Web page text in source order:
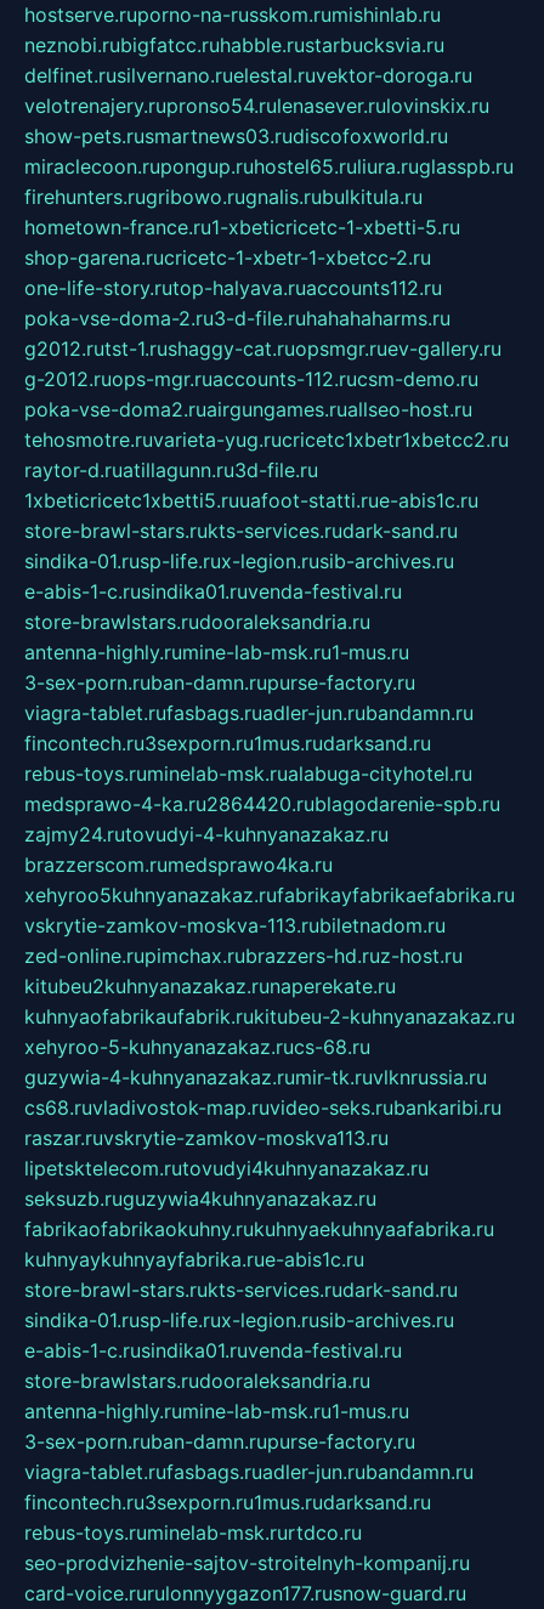
hostserve.ruporno-na-russkom.rumishinlab.ru
neznobi.rubigfatcc.ruhabble.rustarbucksvia.ru
delfinet.rusilvernano.ruelestal.ruvektor-doroga.ru
velotrenajery.rupronso54.rulenasever.rulovinskix.ru
show-pets.rusmartnews03.rudiscofoxworld.ru
miraclecoon.rupongup.ruhostel65.ruliura.ruglasspb.ru
firehunters.rugribowo.rugnalis.rubulkitula.ru
hometown-france.ru1-xbeticricetc-1-xbetti-5.ru
shop-garena.rucricetc-1-xbetr-1-xbetcc-2.ru
one-life-story.rutop-halyava.ruaccounts112.ru
poka-vse-doma-2.ru3-d-file.ruhahahaharms.ru
g2012.rutst-1.rushaggy-cat.ruopsmgr.ruev-gallery.ru
g-2012.ruops-mgr.ruaccounts-112.rucsm-demo.ru
poka-vse-doma2.ruairgungames.ruallseo-host.ru
tehosmotre.ruvarieta-yug.rucricetc1xbetr1xbetcc2.ru
raytor-d.ruatillagunn.ru3d-file.ru
1xbeticricetc1xbetti5.ruuafoot-statti.rue-abis1c.ru
store-brawl-stars.rukts-services.rudark-sand.ru
sindika-01.rusp-life.rux-legion.rusib-archives.ru
e-abis-1-c.rusindika01.ruvenda-festival.ru
store-brawlstars.rudooraleksandria.ru
antenna-highly.rumine-lab-msk.ru1-mus.ru
3-sex-porn.ruban-damn.rupurse-factory.ru
viagra-tablet.rufasbags.ruadler-jun.rubandamn.ru
fincontech.ru3sexporn.ru1mus.rudarksand.ru
rebus-toys.ruminelab-msk.rualabuga-cityhotel.ru
medsprawo-4-ka.ru2864420.rublagodarenie-spb.ru
zajmy24.rutovudyi-4-kuhnyanazakaz.ru
brazzerscom.rumedsprawo4ka.ru
xehyroo5kuhnyanazakaz.rufabrikayfabrikaefabrika.ru
vskrytie-zamkov-moskva-113.rubiletnadom.ru
zed-online.rupimchax.rubrazzers-hd.ruz-host.ru
kitubeu2kuhnyanazakaz.runaperekate.ru
kuhnyaofabrikaufabrik.rukitubeu-2-kuhnyanazakaz.ru
xehyroo-5-kuhnyanazakaz.rucs-68.ru
guzywia-4-kuhnyanazakaz.rumir-tk.ruvlknrussia.ru
cs68.ruvladivostok-map.ruvideo-seks.rubankaribi.ru
raszar.ruvskrytie-zamkov-moskva113.ru
lipetsktelecom.rutovudyi4kuhnyanazakaz.ru
seksuzb.ruguzywia4kuhnyanazakaz.ru
fabrikaofabrikaokuhny.rukuhnyaekuhnyaafabrika.ru
kuhnyaykuhnyayfabrika.rue-abis1c.ru
store-brawl-stars.rukts-services.rudark-sand.ru
sindika-01.rusp-life.rux-legion.rusib-archives.ru
e-abis-1-c.rusindika01.ruvenda-festival.ru
store-brawlstars.rudooraleksandria.ru
antenna-highly.rumine-lab-msk.ru1-mus.ru
3-sex-porn.ruban-damn.rupurse-factory.ru
viagra-tablet.rufasbags.ruadler-jun.rubandamn.ru
fincontech.ru3sexporn.ru1mus.rudarksand.ru
rebus-toys.ruminelab-msk.rurtdco.ru
seo-prodvizhenie-sajtov-stroitelnyh-kompanij.ru
card-voice.rurulonnyygazon177.rusnow-guard.ru